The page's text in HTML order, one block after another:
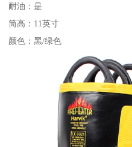
耐油：是
筒高：11英寸
颜色：黑/绿色